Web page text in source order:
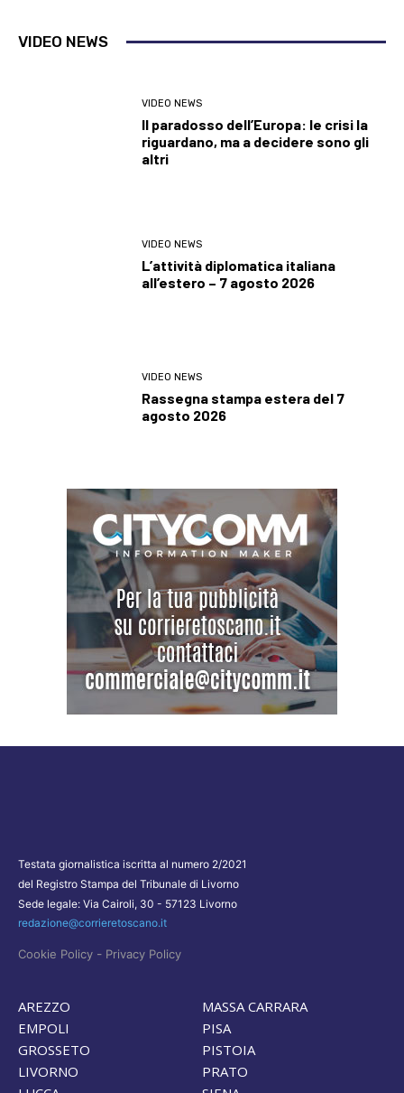
VIDEO NEWS
VIDEO NEWS
Il paradosso dell’Europa: le crisi la
riguardano, ma a decidere sono gli
altri
VIDEO NEWS
L’attività diplomatica italiana
all’estero – 7 agosto 2026
VIDEO NEWS
Rassegna stampa estera del 7
agosto 2026
Testata giornalistica iscritta al numero 2/2021
del Registro Stampa del Tribunale di Livorno
Sede legale: Via Cairoli, 30 - 57123 Livorno
redazione@corrieretoscano.it
Cookie Policy - Privacy Policy
AREZZO
EMPOLI
GROSSETO
LIVORNO
MASSA CARRARA
PISA
PISTOIA
PRATO